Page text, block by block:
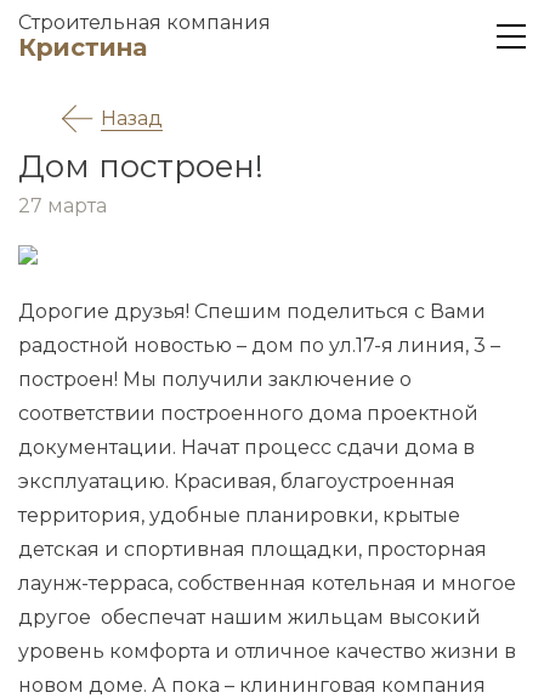
Строительная компания
Кристина
Назад
Дом построен!
27 марта
Дорогие друзья! Спешим поделиться с Вами
радостной новостью – дом по ул.17-я линия, 3 –
построен! Мы получили заключение о
соответствии построенного дома проектной
документации. Начат процесс сдачи дома в
эксплуатацию. Красивая, благоустроенная
территория, удобные планировки, крытые
детская и спортивная площадки, просторная
лаунж-терраса, собственная котельная и многое
другое обеспечат нашим жильцам высокий
уровень комфорта и отличное качество жизни в
новом доме. А пока – клининговая компания